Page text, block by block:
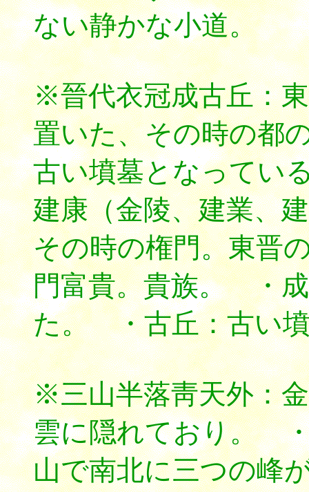
ない静かな小道。
※晉代衣冠成古丘：
置いた、その時の都
古い墳墓となってい
建康（金陵、建業、建
その時の権門。東晋
門富貴。貴族。 ・
た。 ・古丘：古い
※三山半落靑天外：
雲に隠れており。
山で南北に三つの峰